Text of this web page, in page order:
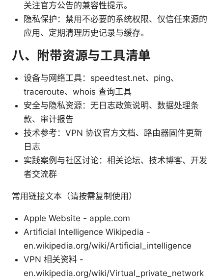
关注官方公告的兼容性提示。
隐私保护：禁用不必要的系统权限、仅信任来源的
应用、定期清理历史记录与缓存。
八、附带资源与工具清单
设备与网络工具：speedtest.net、ping、
traceroute、whois 查询工具
安全与隐私资源：无日志政策说明、数据处理条
款、审计报告
技术参考：VPN 协议官方文档、路由器固件更新
日志
实践案例与社区讨论：相关论坛、技术博客、开发
者交流群
常用链接文本（请按需复制使用）
Apple Website - apple.com
Artificial Intelligence Wikipedia -
en.wikipedia.org/wiki/Artificial_intelligence
VPN 相关资料 -
en.wikipedia.org/wiki/Virtual_private_network